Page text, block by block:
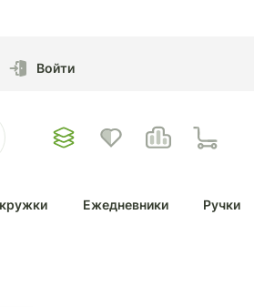
Войти
Ежедневники Ручки